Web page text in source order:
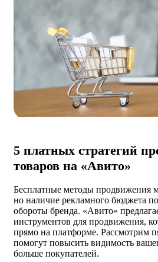
5 платных стратегий
товаров на «Авито»
Бесплатные методы продвижения
но наличие рекламного бюджета
обороты бренда. «Авито»
инструментов для продвижения,
прямо на платформе. Рассмотрим
помогут повысить видимость
больше покупателей.